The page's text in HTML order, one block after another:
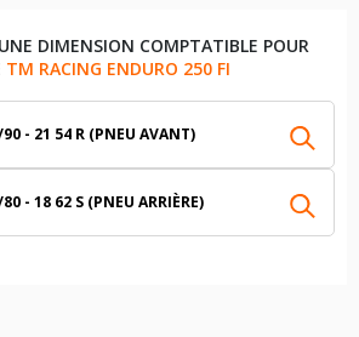
DIMENSION COMPTATIBLE POUR
TM RACING ENDURO 250 FI
- 21 54 R (PNEU AVANT)
- 18 62 S (PNEU ARRIÈRE)